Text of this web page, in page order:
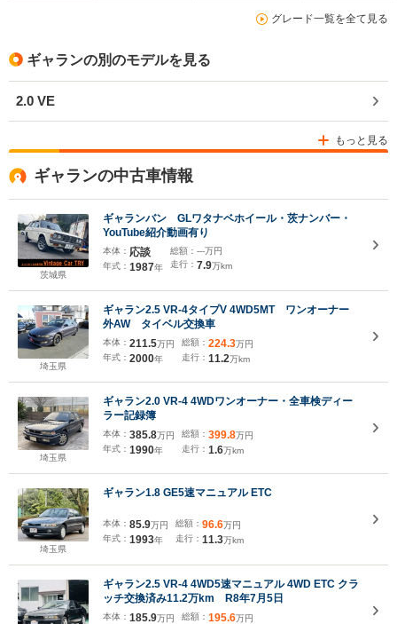
グレード一覧を全て見る
ギャランの別のモデルを見る
2.0 VE
もっと見る
ギャランの中古車情報
茨城県
ギャランバン GLワタナベホイール・茨ナンバー・
YouTube紹介動画有り
本体： 応談
年式： 1987年
総額： ---万円
走行： 7.9万km
埼玉県
ギャラン2.5 VR-4タイプV 4WD5MT ワンオーナー
外AW タイベル交換車
本体： 211.5万円
年式： 2000年
総額： 224.3万円
走行： 11.2万km
埼玉県
ギャラン2.0 VR-4 4WDワンオーナー・全車検ディー
ラー記録簿
本体： 385.8万円
年式： 1990年
総額： 399.8万円
走行： 1.6万km
埼玉県
ギャラン1.8 GE5速マニュアル ETC
本体： 85.9万円
年式： 1993年
総額： 96.6万円
走行： 11.3万km
ギャラン2.5 VR-4 4WD5速マニュアル 4WD ETC クラ
ッチ交換済み11.2万km R8年7月5日
本体： 185.9万円
総額： 195.6万円